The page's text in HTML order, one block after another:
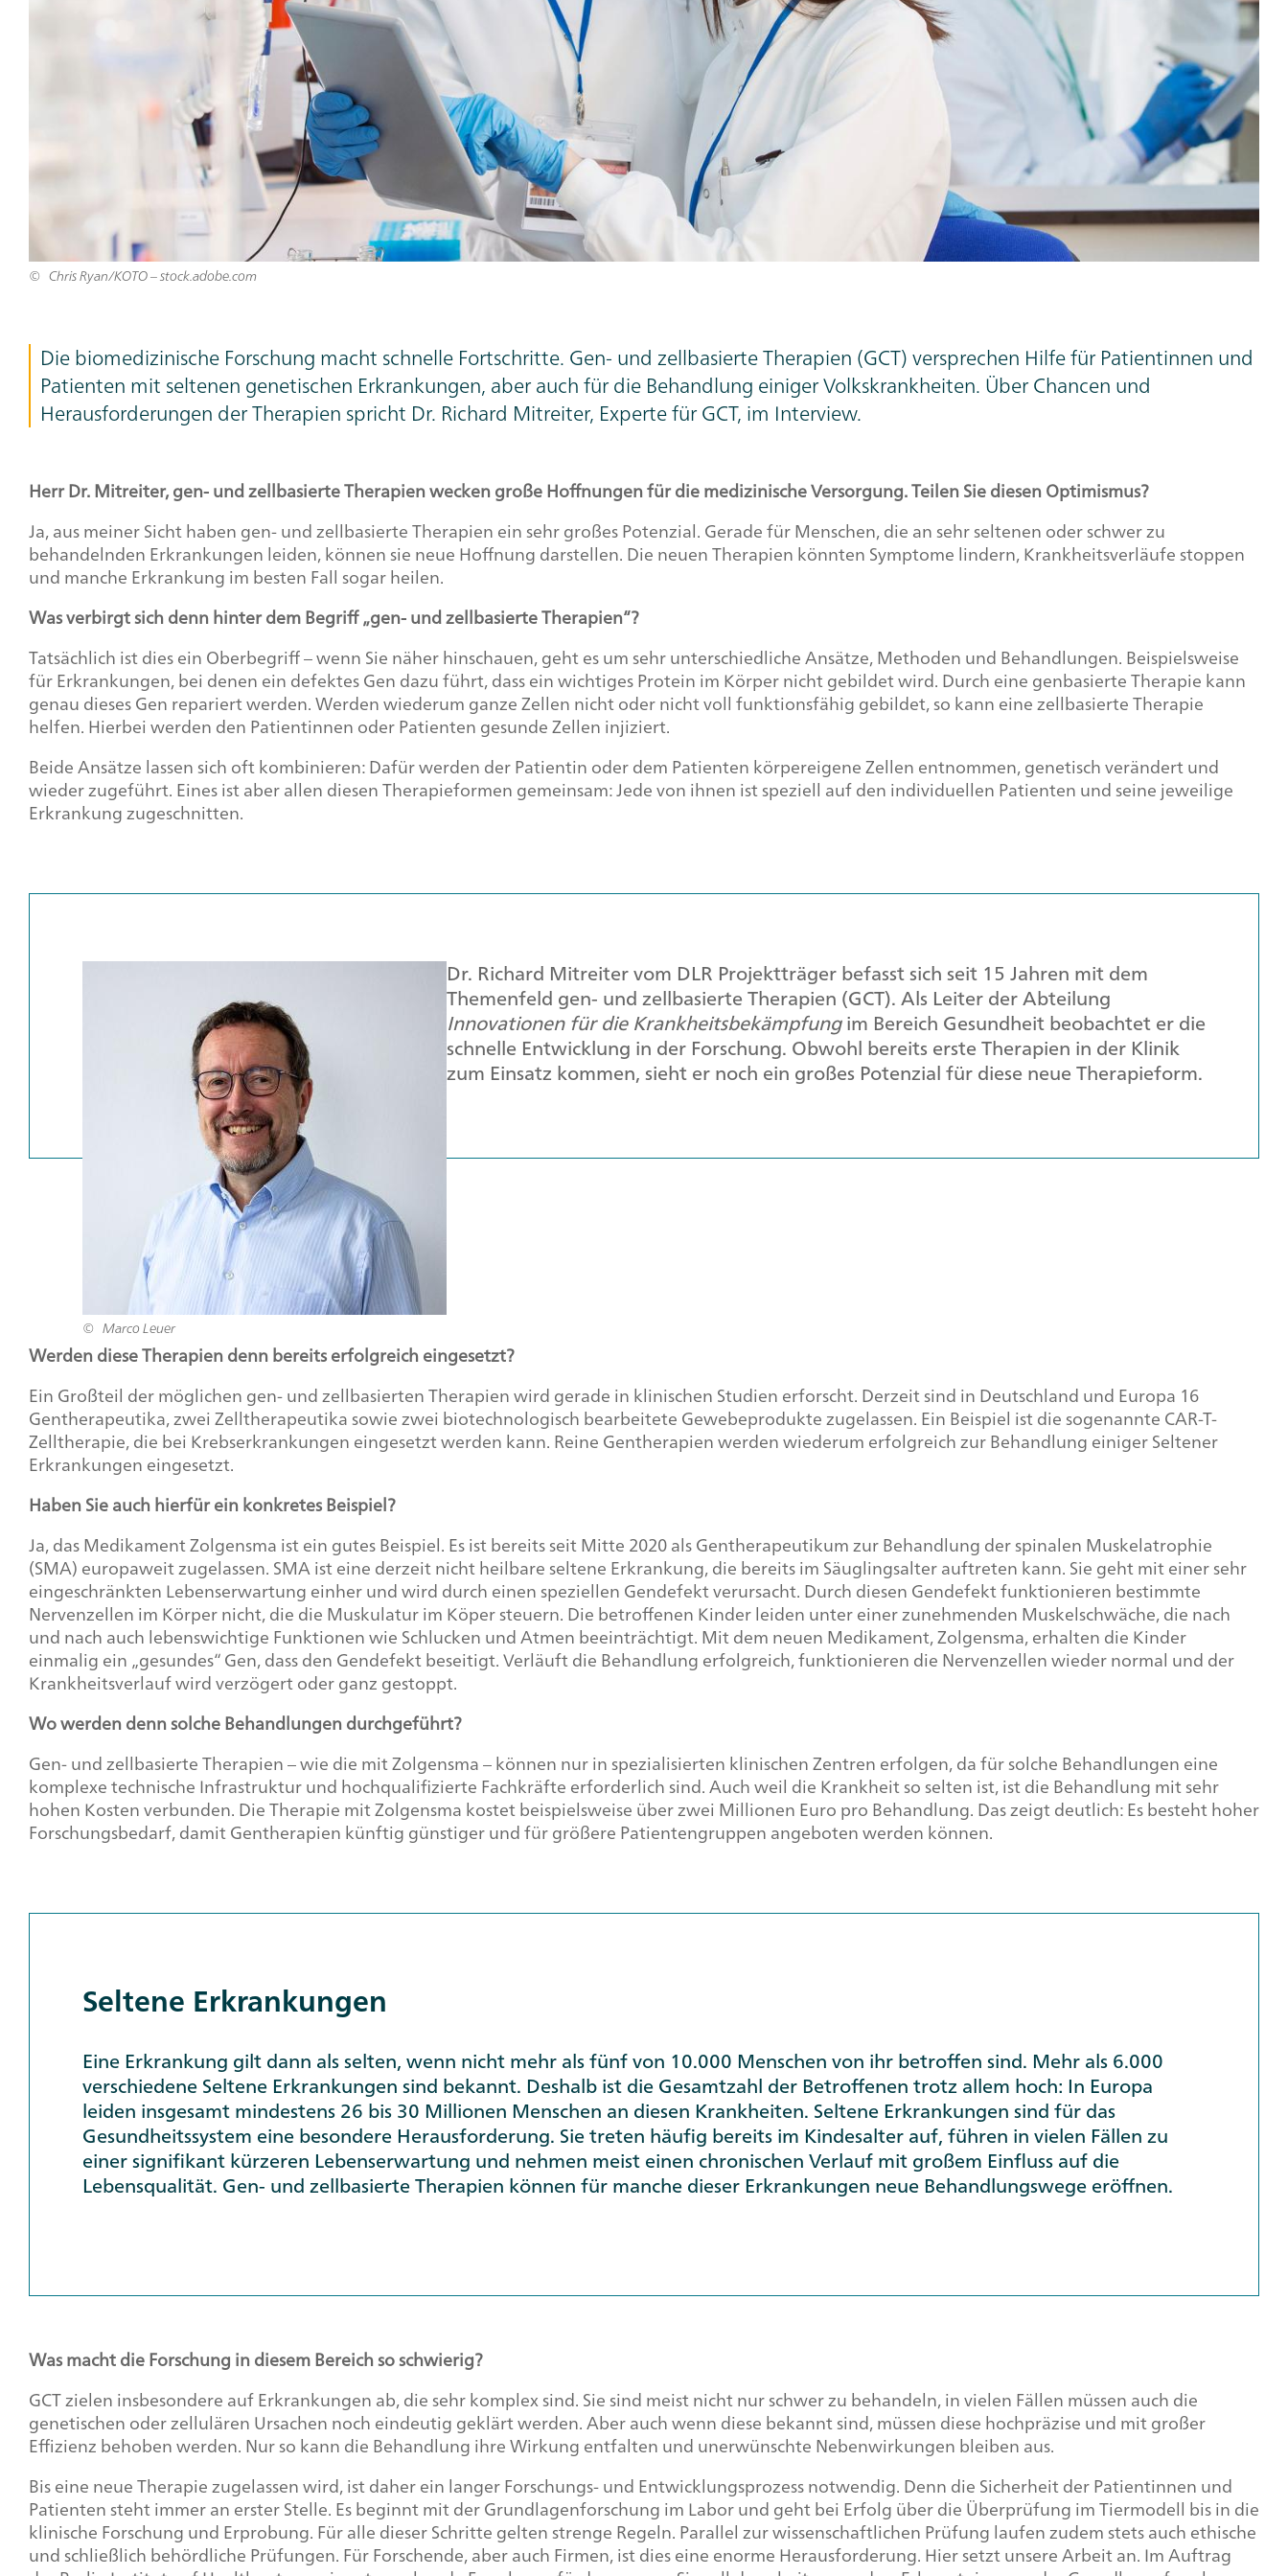
Chris Ryan/KOTO – stock.adobe.com
Teaser
Text
Die biomedizinische Forschung macht schnelle Fortschritte. Gen- und zellbasierte Therapien (GCT) versprechen Hilfe für Patientinnen und
Patienten mit seltenen genetischen Erkrankungen, aber auch für die Behandlung einiger Volkskrankheiten.Über Chancen und
Herausforderungen der Therapien spricht Dr. Richard Mitreiter, Experte für GCT, im Interview.
Herr Dr. Mitreiter, gen- und zellbasierte Therapien wecken große Hoffnungen für die medizinische Versorgung. Teilen Sie diesen Optimismus?
Ja, aus meiner Sicht haben gen- und zellbasierte Therapien ein sehr großes Potenzial. Gerade für Menschen, die an sehr seltenen oder schwer zu
behandelnden Erkrankungen leiden, können sie neue Hoffnung darstellen. Die neuen Therapien könnten Symptome lindern, Krankheitsverläufe stoppen
und manche Erkrankung im besten Fall sogar heilen.
Was verbirgt sich denn hinter dem Begriff „gen- und zellbasierte Therapien“?
Tatsächlich ist dies ein Oberbegriff – wenn Sie näher hinschauen, geht es um sehr unterschiedliche Ansätze, Methoden und Behandlungen. Beispielsweise
für Erkrankungen, bei denen ein defektes Gen dazu führt, dass ein wichtiges Protein im Körper nicht gebildet wird. Durch eine genbasierte Therapie kann
genau dieses Gen repariert werden. Werden wiederum ganze Zellen nicht oder nicht voll funktionsfähig gebildet, so kann eine zellbasierte Therapie
helfen. Hierbei werden den Patientinnen oder Patienten gesunde Zellen injiziert.
Beide Ansätze lassen sich oft kombinieren: Dafür werden der Patientin oder dem Patienten körpereigene Zellen entnommen, genetisch verändert und
wieder zugeführt. Eines ist aber allen diesen Therapieformen gemeinsam: Jede von ihnen ist speziell auf den individuellen Patienten und seine jeweilige
Erkrankung zugeschnitten.
Marco Leuer
Dr. Richard Mitreiter vom DLR Projektträger befasst sich seit 15 Jahren mit dem
Themenfeld gen- und zellbasierte Therapien (GCT). Als Leiter der Abteilung
Innovationen für die Krankheitsbekämpfungim Bereich Gesundheit beobachtet er die
schnelle Entwicklung in der Forschung. Obwohl bereits erste Therapien in der Klinik
zum Einsatz kommen, sieht er noch ein großes Potenzial für diese neue Therapieform.
Werden diese Therapien denn bereits erfolgreich eingesetzt?
Ein Großteil der möglichen gen- und zellbasierten Therapien wird gerade in klinischen Studien erforscht. Derzeit sind in Deutschland und Europa 16
Gentherapeutika, zwei Zelltherapeutika sowie zwei biotechnologisch bearbeitete Gewebeprodukte zugelassen. Ein Beispiel ist die sogenannte CAR-T-
Zelltherapie, die bei Krebserkrankungen eingesetzt werden kann. Reine Gentherapien werden wiederum erfolgreich zur Behandlung einiger Seltener
Erkrankungen eingesetzt.
Haben Sie auch hierfür ein konkretes Beispiel?
Ja, das Medikament Zolgensma ist ein gutes Beispiel. Es ist bereits seit Mitte 2020 als Gentherapeutikum zur Behandlung der spinalen Muskelatrophie
(SMA) europaweit zugelassen. SMA ist eine derzeit nicht heilbare seltene Erkrankung, die bereits im Säuglingsalter auftreten kann. Sie geht mit einer sehr
eingeschränkten Lebenserwartung einher und wird durch einen speziellen Gendefekt verursacht. Durch diesen Gendefekt funktionieren bestimmte
Nervenzellen im Körper nicht, die die Muskulatur im Köper steuern. Die betroffenen Kinder leiden unter einer zunehmenden Muskelschwäche, die nach
und nach auch lebenswichtige Funktionen wie Schlucken und Atmen beeinträchtigt. Mit dem neuen Medikament, Zolgensma, erhalten die Kinder
einmalig ein „gesundes“ Gen, dass den Gendefekt beseitigt. Verläuft die Behandlung erfolgreich, funktionieren die Nervenzellen wieder normal und der
Krankheitsverlauf wird verzögert oder ganz gestoppt.
Wo werden denn solche Behandlungen durchgeführt?
Gen- und zellbasierte Therapien – wie die mit Zolgensma – können nur in spezialisierten klinischen Zentren erfolgen, da für solche Behandlungen eine
komplexe technische Infrastruktur und hochqualifizierte Fachkräfte erforderlich sind. Auch weil die Krankheit so selten ist, ist die Behandlung mit sehr
hohen Kosten verbunden. Die Therapie mit Zolgensma kostet beispielsweise über zwei Millionen Euro pro Behandlung. Das zeigt deutlich: Es besteht hoher
Forschungsbedarf, damit Gentherapien künftig günstiger und für größere Patientengruppen angeboten werden können.
Seltene Erkrankungen
Eine Erkrankung gilt dann als selten, wenn nicht mehr als fünf von 10.000 Menschen von ihr betroffen sind. Mehr als 6.000
verschiedene Seltene Erkrankungen sind bekannt. Deshalb ist die Gesamtzahl der Betroffenen trotz allem hoch: In Europa
leiden insgesamt mindestens 26 bis 30 Millionen Menschen an diesen Krankheiten. Seltene Erkrankungen sind für das
Gesundheitssystem eine besondere Herausforderung. Sie treten häufig bereits im Kindesalter auf, führen in vielen Fällen zu
einer signifikant kürzeren Lebenserwartung und nehmen meist einen chronischen Verlauf mit großem Einfluss auf die
Lebensqualität. Gen- und zellbasierte Therapien können für manche dieser Erkrankungen neue Behandlungswege eröffnen.
Was macht die Forschung in diesem Bereich so schwierig?
GCT zielen insbesondere auf Erkrankungen ab, die sehr komplex sind. Sie sind meist nicht nur schwer zu behandeln, in vielen Fällen müssen auch die
genetischen oder zellulären Ursachen noch eindeutig geklärt werden. Aber auch wenn diese bekannt sind, müssen diese hochpräzise und mit großer
Effizienz behoben werden. Nur so kann die Behandlung ihre Wirkung entfalten und unerwünschte Nebenwirkungen bleiben aus.
Bis eine neue Therapie zugelassen wird, ist daher ein langer Forschungs- und Entwicklungsprozess notwendig. Denn die Sicherheit der Patientinnen und
Patienten steht immer an erster Stelle. Es beginnt mit der Grundlagenforschung im Labor und geht bei Erfolg über die Überprüfung im Tiermodell bis in die
klinische Forschung und Erprobung. Für alle dieser Schritte gelten strenge Regeln. Parallel zur wissenschaftlichen Prüfung laufen zudem stets auch ethische
und schließlich behördliche Prüfungen. Für Forschende, aber auch Firmen, ist dies eine enorme Herausforderung. Hier setzt unsere Arbeit an. Im Auftrag